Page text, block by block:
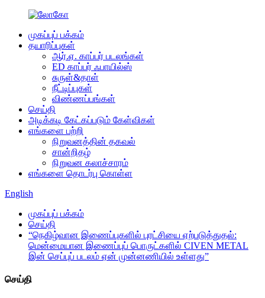
முகப்புப் பக்கம்
தயாரிப்புகள்
ஆர்.ஏ. காப்பர் படலங்கள்
ED காப்பர் ஃபாயில்ஸ்
சுருள்&தாள்
நீட்டிப்புகள்
விண்ணப்பங்கள்
செய்தி
அடிக்கடி கேட்கப்படும் கேள்விகள்
எங்களை பற்றி
நிறுவனத்தின் தகவல்
சான்றிதழ்
நிறுவன கலாச்சாரம்
எங்களை தொடர்பு கொள்ள
English
முகப்புப் பக்கம்
செய்தி
“நெகிழ்வான இணைப்புகளில் புரட்சியை ஏற்படுத்துதல்:
மென்மையான இணைப்புப் பொருட்களில் CIVEN METAL
இன் செப்புப் படலம் ஏன் முன்னணியில் உள்ளது”
செய்தி